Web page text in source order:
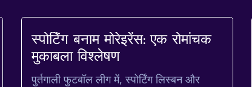
स्पोर्टिंग बनाम मोरेइरेंस: एक रोमांचक
मुकाबला विश्लेषण
पुर्तगाली फुटबॉल लीग में, स्पोर्टिंग लिस्बन और